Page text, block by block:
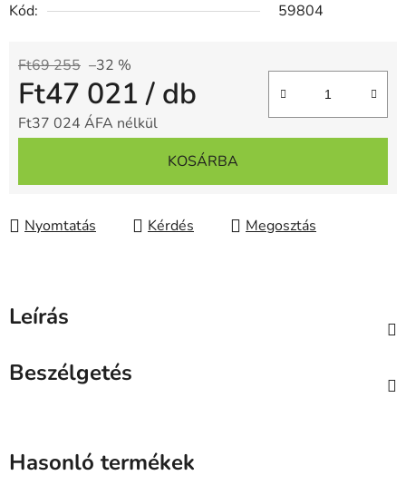
Kód:
59804
Ft69 255 –32 %
Ft47 021/ db
Ft37 024 ÁFA nélkül
KOSÁRBA
Nyomtatás Kérdés Megosztás
Leírás
Beszélgetés
Hasonló termékek